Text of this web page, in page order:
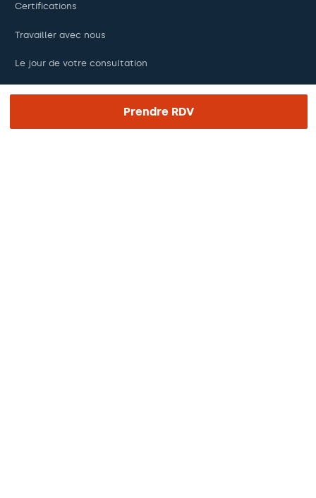
Prendre RDV
Certifications
Travailler avec nous
Le jour de votre consultation